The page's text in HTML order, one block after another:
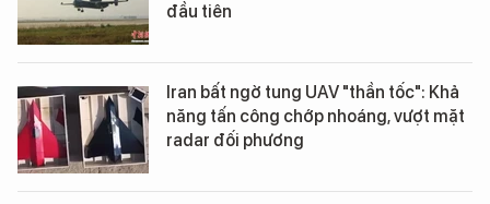
đầu tiên
Iran bất ngờ tung UAV "thần tốc": Khả
năng tấn công chớp nhoáng, vượt mặt
radar đối phương